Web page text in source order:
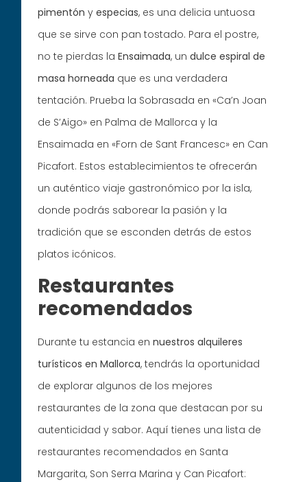
pimentón yespecias, es una delicia untuosa
que se sirve con pan tostado. Para el postre,
no te pierdas laEnsaimada, undulce espiral de
masa horneada que es una verdadera
tentación. Prueba la Sobrasada en «Ca’n Joan
de S’Aigo» en Palma de Mallorca y la
Ensaimada en «Forn de Sant Francesc» en Can
Picafort. Estos establecimientos te ofrecerán
un auténtico viaje gastronómico por la isla,
donde podrás saborear la pasión y la
tradición que se esconden detrás de estos
platos icónicos.
Restaurantes
recomendados
Durante tu estancia ennuestros alquileres
turísticos en Mallorca, tendrás la oportunidad
de explorar algunos de los mejores
restaurantes de la zona que destacan por su
autenticidad y sabor. Aquí tienes una lista de
restaurantes recomendados en Santa
Margarita, Son Serra Marina y Can Picafort: